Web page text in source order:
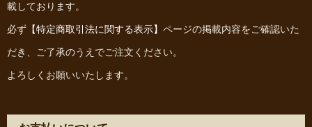
載しております。
必ず 【特定商取引法に関する表示】 ページの掲載内容をご確認いた
だき、ご了承のうえでご注文ください。
よろしくお願いいたします。